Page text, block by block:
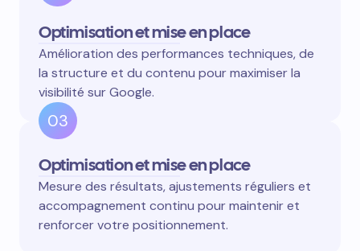
Optimisation et mise en place
Amélioration des performances techniques, de
la structure et du contenu pour maximiser la
visibilité sur Google.
03
Optimisation et mise en place
Mesure des résultats, ajustements réguliers et
accompagnement continu pour maintenir et
renforcer votre positionnement.